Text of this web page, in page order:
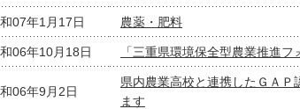
07年1月17日 農薬・肥料
06年10月18日 「三重県環境保全型農業推進
06年9月2日
県内農業高校と連携したＧＡＰ
ます